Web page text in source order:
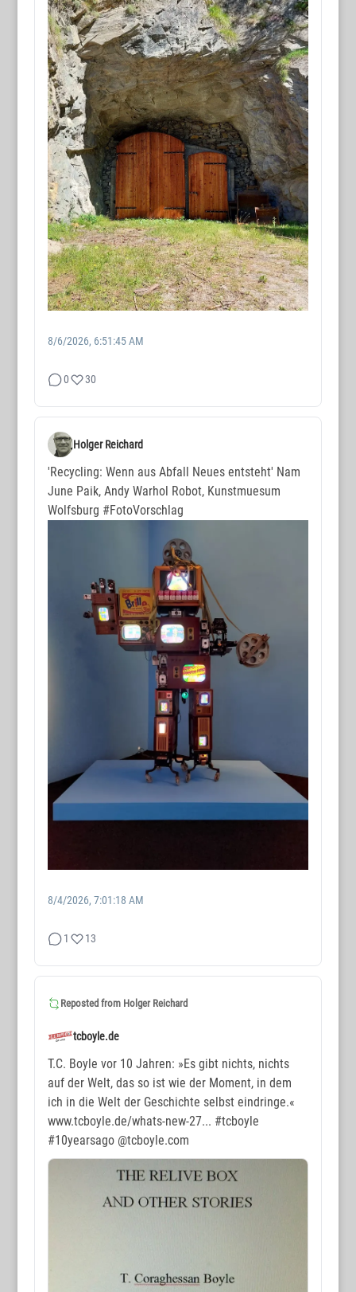
8/6/2026, 6:51:45 AM
0 30
Holger Reichard
'Recycling: Wenn aus Abfall Neues entsteht' Nam
June Paik, Andy Warhol Robot, Kunstmuesum
Wolfsburg #FotoVorschlag
8/4/2026, 7:01:18 AM
1 13
Reposted from Holger Reichard
tcboyle.de
T.C. Boyle vor 10 Jahren: »Es gibt nichts, nichts
auf der Welt, das so ist wie der Moment, in dem
ich in die Welt der Geschichte selbst eindringe.«
www.tcboyle.de/whats-new-27... #tcboyle
#10yearsago@tcboyle.com